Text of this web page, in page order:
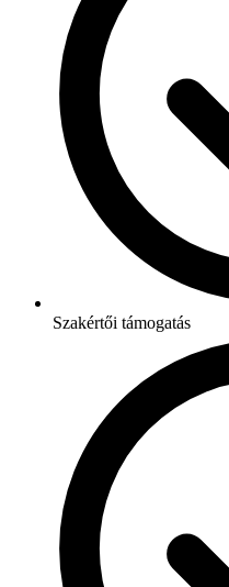
Szakértői támogatás